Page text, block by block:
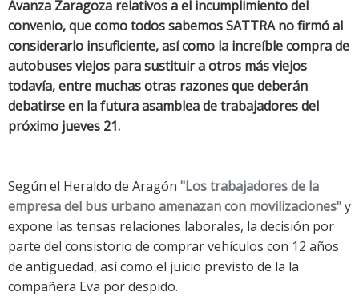
Avanza Zaragoza relativos a el incumplimiento del
convenio, que como todos sabemos SATTRA no firmó al
considerarlo insuficiente, así como la increíble compra de
autobuses viejos para sustituir a otros más viejos
todavía, entre muchas otras razones que deberán
debatirse en la futura asamblea de trabajadores del
próximo jueves 21.
Según el Heraldo de Aragón "Los trabajadores de la
empresa del bus urbano amenazan con movilizaciones"y
expone las tensas relaciones laborales, la decisión por
parte del consistorio de comprar vehículos con 12 años
de antigüedad, así como el juicio previsto de la la
compañera Eva por despido.